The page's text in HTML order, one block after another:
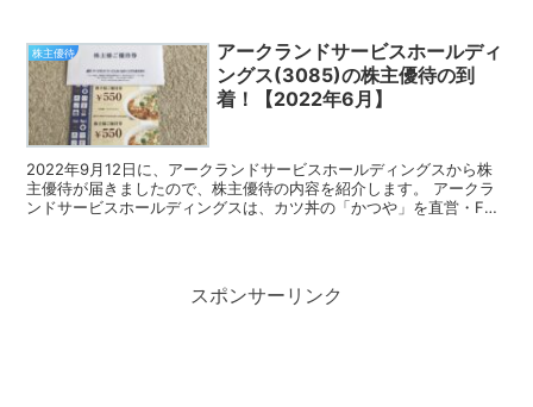
株主優待
アークランドサービスホールディ
ングス(3085)の株主優待の到
着！【2022年6月】
2022年9月12日に、アークランドサービスホールディングスから株
主優待が届きましたので、株主優待の内容を紹介します。 アークラ
ンドサービスホールディングスは、カツ丼の「かつや」を直営・FC
スポンサーリンク